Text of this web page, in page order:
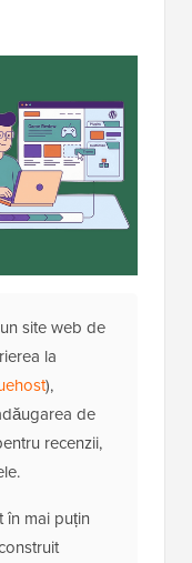
site web de
la
),
de
recenzii,
mai puțin